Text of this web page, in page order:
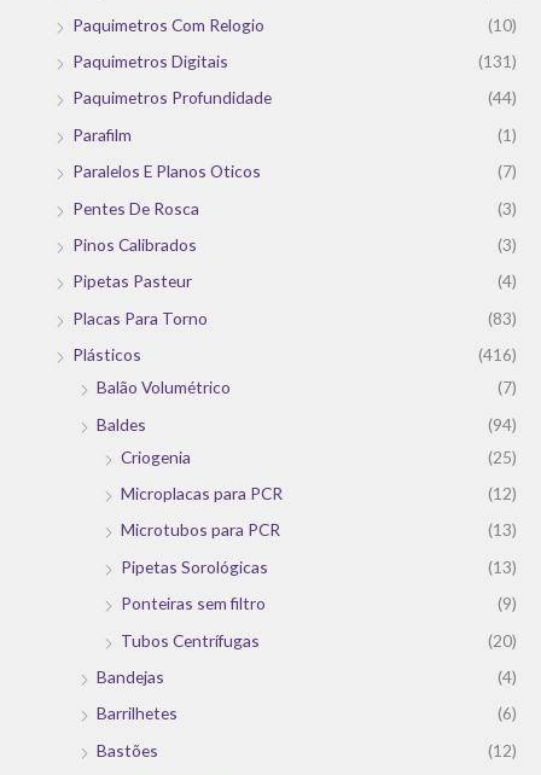
Paquimetros Com Relogio
(10)
Paquimetros Digitais
(131)
Paquimetros Profundidade
(44)
Parafilm
(1)
Paralelos E Planos Oticos
(7)
Pentes De Rosca
(3)
Pinos Calibrados
(3)
Pipetas Pasteur
(4)
Placas Para Torno
(83)
Plásticos
(416)
Balão Volumétrico
(7)
Baldes
(94)
Criogenia
(25)
Microplacas para PCR
(12)
Microtubos para PCR
(13)
Pipetas Sorológicas
(13)
Ponteiras sem filtro
(9)
Tubos Centrífugas
(20)
Bandejas
(4)
Barrilhetes
(6)
Bastões
(12)